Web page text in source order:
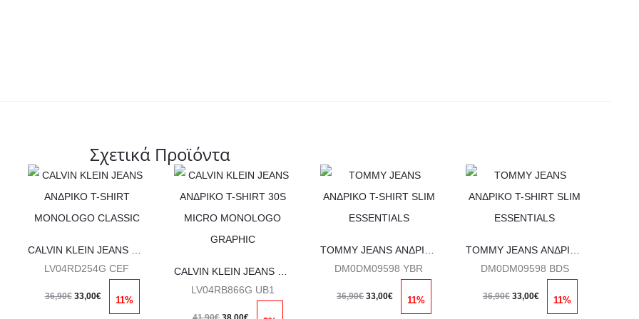
Σχετικά Προϊόντα
Αυτό
το
προϊόν
έχει
πολλαπλές
CALVIN KLEIN JEANS ΑΝΔΡΙΚΟ T-SHIRT MONOLOGO CLASSIC
LV04RD254G CEF
36,90€ 33,00€ 11%
Αυτό
το
προϊόν
έχει
πολλαπλές
παραλλαγές.
CALVIN KLEIN JEANS ΑΝΔΡΙΚΟ T-SHIRT 30S MICRO MONOLOGO GRAPHIC
LV04RB866G UB1
Αυτό
το
προϊόν
έχει
πολλαπλές
TOMMY JEANS ΑΝΔΡΙΚΟ T-SHIRT SLIM ESSENTIALS
DM0DM09598 YBR
36,90€ 33,00€ 11%
Αυτό
το
προϊόν
έχει
πολλαπλές
TOMMY JEANS ΑΝΔΡΙΚΟ T-SHIRT SLIM ESSENTIALS
DM0DM09598 BDS
36,90€ 33,00€ 11%